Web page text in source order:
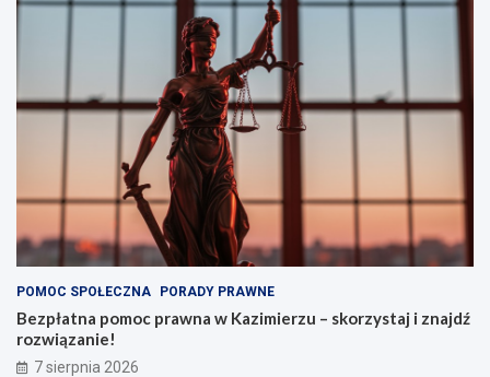
POMOC SPOŁECZNA PORADY PRAWNE
Bezpłatna pomoc prawna w Kazimierzu – skorzystaj i znajdź
rozwiązanie!
7 sierpnia 2026